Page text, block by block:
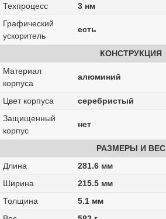
Техпроцесс
3 нм
Графический
ускоритель
есть
КОНСТРУКЦИЯ
Материал
корпуса
алюминий
Цвет корпуса
серебристый
Защищенный
корпус
нет
РАЗМЕРЫ И ВЕС
Длина
281.6 мм
Ширина
215.5 мм
Толщина
5.1 мм